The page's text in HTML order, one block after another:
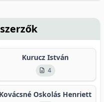
Kurucz István
4
Kovácsné Oskolás Henriett